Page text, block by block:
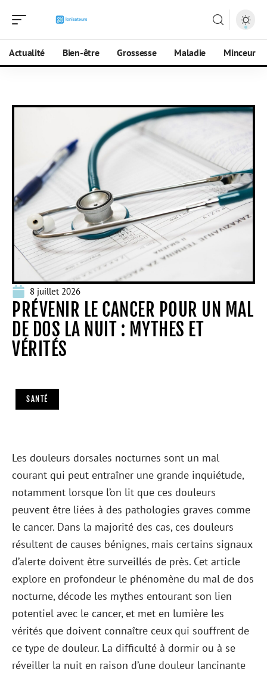
Actualité Bien-être Grossesse Maladie Minceur
8 juillet 2026
PRÉVENIR LE CANCER POUR UN MAL
DE DOS LA NUIT : MYTHES ET
VÉRITÉS
SANTÉ
Les douleurs dorsales nocturnes sont un mal
courant qui peut entraîner une grande inquiétude,
notamment lorsque l’on lit que ces douleurs
peuvent être liées à des pathologies graves comme
le cancer. Dans la majorité des cas, ces douleurs
résultent de causes bénignes, mais certains signaux
d’alerte doivent être surveillés de près. Cet article
explore en profondeur le phénomène du mal de dos
nocturne, décode les mythes entourant son lien
potentiel avec le cancer, et met en lumière les
vérités que doivent connaître ceux qui souffrent de
ce type de douleur. La difficulté à dormir ou à se
réveiller la nuit en raison d’une douleur lancinante